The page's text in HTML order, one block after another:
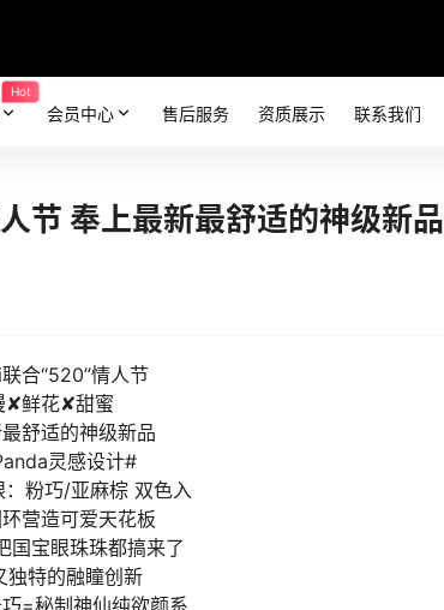
Hot
会员中心 售后服务 资质展示 联系我们
节 奉上最新最舒适的神级新品
合“520”情人节️
✘鲜花✘甜蜜
舒适的神级新品
灵感设计#
：粉巧/亚麻棕 双色入
营造可爱天花板
国宝眼珠珠都搞来了
独特的融瞳创新
=秘制神仙纯欲颜系